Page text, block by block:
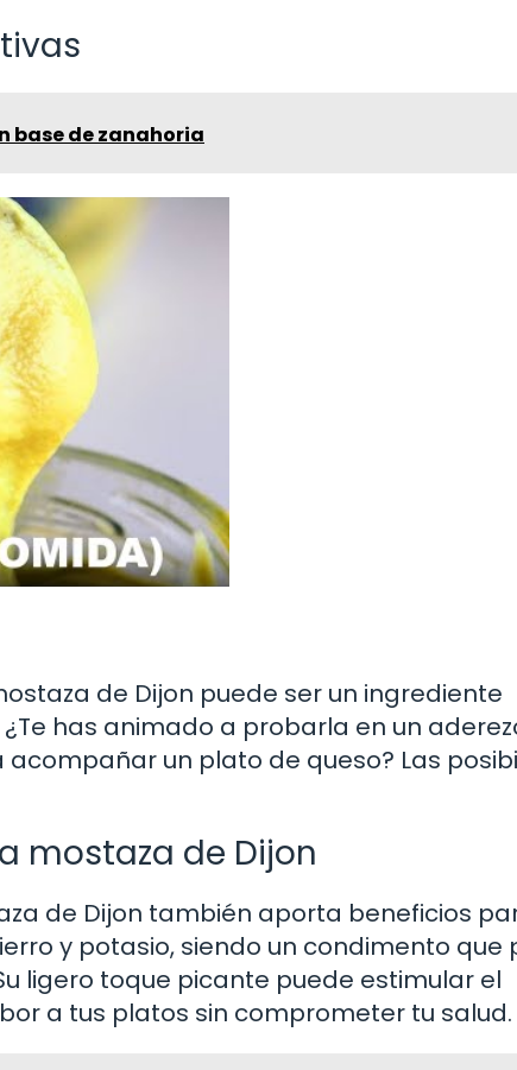
base de zanahoria
de Dijon puede ser un ingrediente
has animado a probarla en un
un plato de queso? Las
mostaza de Dijon
de Dijon también aporta beneficios
y potasio, siendo un condimento que
ligero toque picante puede estimular el
a tus platos sin comprometer tu salud.